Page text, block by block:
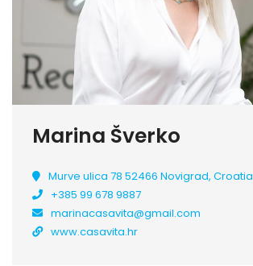
Marina Šverko
Murve ulica 78 52466 Novigrad, Croatia
+385 99 678 9887
marinacasavita@gmail.com
www.casavita.hr